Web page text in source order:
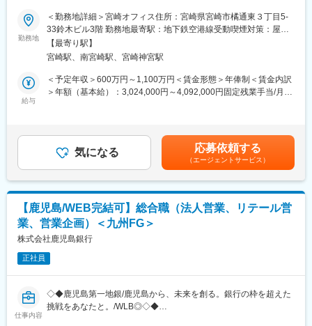
■企業魅力：
同社は日本企業の99％を占める中小企業を支える法人向け生命保
険のリーディングカンパニーです。
商工会議所や納税協会などとの独自ネットワークを活かし、経営
土日祝休み・残業ほぼなし・転勤なしと働きやすい環境に加え、
充実した研修制度が整っており、未経験から専門知識を身につけ
「戦略だけでなく、実行まで責任を持ちたい」
ドーガンは、経営コンサル・投資・M&Aを融合した伴走型経営支
援により、
九州の企業の変革を最前線で支え続けてきたプロフェッショナル
ファームです。
■ハンズオン型の経営コンサル
・戦略立案
・実行支援（PDCA推進）
で支援していきます。
■投資・M&A・コンサルを掛け合わせた立体的な提案
一般的なコンサルと違い
◎コンサルティング
◎投資（ファンド）
◎M&Aアドバイザリー
を一体で提供が可能です。
例えば、事業承継の課題に対し、買収先の検討だけでなく
一時的にドーガンの経営コンサルが入り企業を成長させ、将来的
勤務地
＜勤務地詳細＞宮崎オフィス住所：宮崎県宮崎市橘通東３丁目5-
33鈴木ビル3階 勤務地最寄駅：地下鉄空港線受動喫煙対策：屋内
全面禁煙変更の範囲：会社の定める事業所（リモートワーク含
む）
【最寄り駅】
宮崎駅、南宮崎駅、宮崎神宮駅
給与
＜予定年収＞600万円～1,100万円＜賃金形態＞年俸制＜賃金内訳
＞年額（基本給）：3,024,000円～4,092,000円固定残業手当/月：
給与補足＞■賞与：年1～2回（決算賞与 12月） ※業績により業績
連動賞与支給（3月）■昇給：年1回賃金はあくまでも目安の金額
であり、選考を通じて上下する可能性があります。月給(月額)は固
定手当を含めた表記です。
気になる 応募依頼する
（エージェントサービス）
【鹿児島/WEB完結可】総合職（法人営業、リテール営
業、営業企画）＜九州FG＞
株式会社鹿児島銀行
正社員
仕事内容
◇◆鹿児島第一地銀/鹿児島から、未来を創る。銀行の枠を超えた
挑戦をあなたと。/WLB◎◇◆